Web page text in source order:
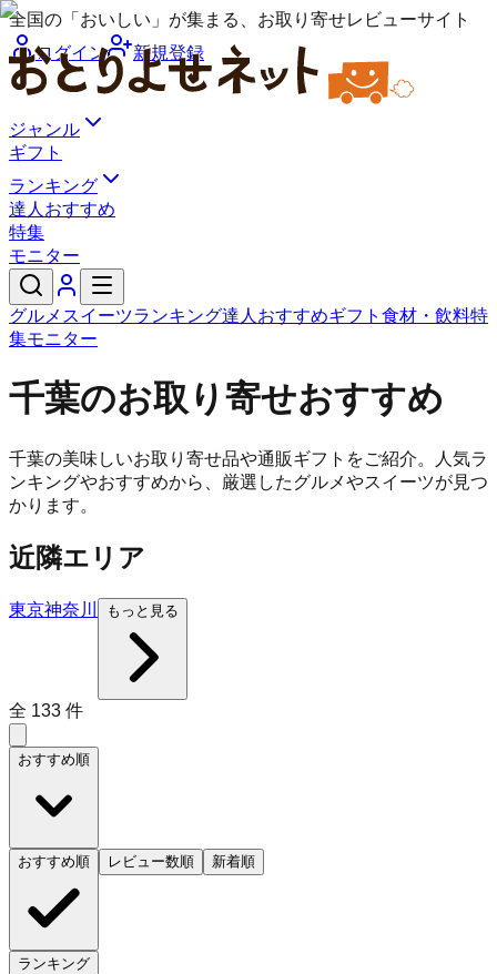
全国の「おいしい」が集まる、お取り寄せレビューサイト
ログイン
新規登録
ジャンル
ギフト
ランキング
達人おすすめ
特集
モニター
グルメ スイーツランキング達人おすすめギフト 食材・飲料特
集モニター
千葉のお取り寄せおすすめ
千葉の美味しいお取り寄せ品や通販ギフトをご紹介。人気ラ
ンキングやおすすめから、厳選したグルメやスイーツが見つ
かります。
近隣エリア
東京神奈川 もっと見る
全 133 件
おすすめ順
おすすめ順 レビュー数順 新着順
ランキング